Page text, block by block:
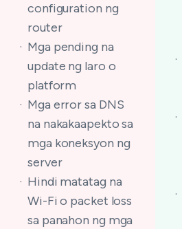
configuration ng
router
Mga pending na
update ng laro o
platform
Mga error sa DNS
na nakakaapekto sa
mga koneksyon ng
server
Hindi matatag na
Wi-Fi o packet loss
sa panahon ng mga